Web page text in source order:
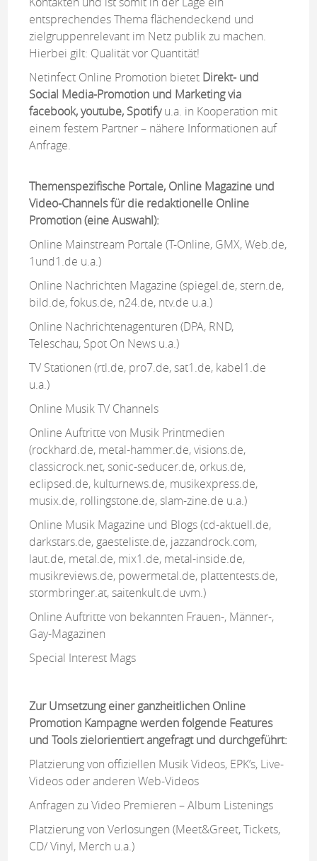
entsprechendes Thema flächendeckend und
zielgruppenrelevant im Netz publik zu machen.
Hierbei gilt: Qualität vor Quantität!
Netinfect Online Promotion bietet Direkt- und
Social Media-Promotion und Marketing via
facebook, youtube, Spotifyu.a. in Kooperation mit
einem festem Partner – nähere Informationen auf
Anfrage.
Themenspezifische Portale, Online Magazine und
Video-Channels für die redaktionelle Online
Promotion (eine Auswahl):
Online Mainstream Portale (T-Online, GMX, Web.de,
1und1.de u.a.)
Online Nachrichten Magazine (spiegel.de, stern.de,
bild.de, fokus.de, n24.de, ntv.de u.a.)
Online Nachrichtenagenturen (DPA, RND,
Teleschau, Spot On News u.a.)
TV Stationen (rtl.de, pro7.de, sat1.de, kabel1.de
u.a.)
Online Musik TV Channels
Online Auftritte von Musik Printmedien
(rockhard.de, metal-hammer.de, visions.de,
classicrock.net, sonic-seducer.de, orkus.de,
eclipsed.de, kulturnews.de, musikexpress.de,
musix.de, rollingstone.de, slam-zine.de u.a.)
Online Musik Magazine und Blogs (cd-aktuell.de,
darkstars.de, gaesteliste.de, jazzandrock.com,
laut.de, metal.de, mix1.de, metal-inside.de,
musikreviews.de, powermetal.de, plattentests.de,
stormbringer.at, saitenkult.de uvm.)
Online Auftritte von bekannten Frauen-, Männer-,
Gay-Magazinen
Special Interest Mags
Zur Umsetzung einer ganzheitlichen Online
Promotion Kampagne werden folgende Features
und Tools zielorientiert angefragt und durchgeführt:
Platzierung von offiziellen Musik Videos, EPK’s, Live-
Videos oder anderen Web-Videos
Anfragen zu Video Premieren – Album Listenings
Platzierung von Verlosungen (Meet&Greet, Tickets,
CD/ Vinyl, Merch u.a.)